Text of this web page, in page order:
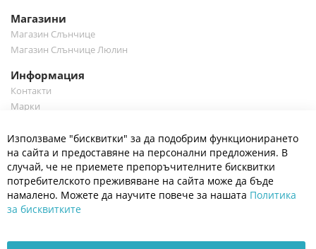
Магазини
Магазин Слънчице
Магазин Слънчице Люлин
Информация
Контакти
Марки
Полезно
Общи условия
Политика за поверителност
Платформа за OPC
Доставка и плащане
Използваме "бисквитки" за да подобрим функционирането
на сайта и предоставяне на персонални предложения. В
случай, че не приемете препоръчителните бисквитки
потребителското преживяване на сайта може да бъде
намалено. Можете да научите повече за нашата Политика
за бисквитките